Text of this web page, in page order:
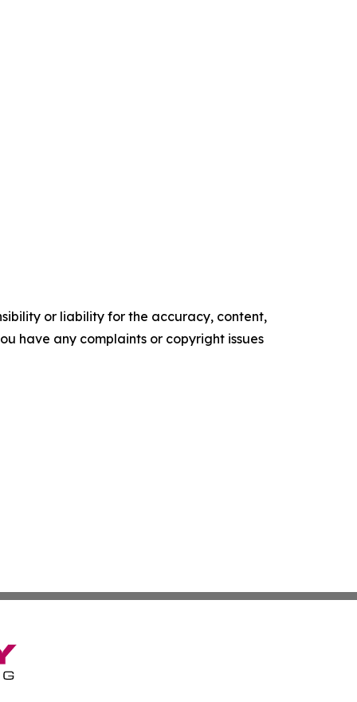
or liability for the accuracy, content,
have any complaints or copyright issues